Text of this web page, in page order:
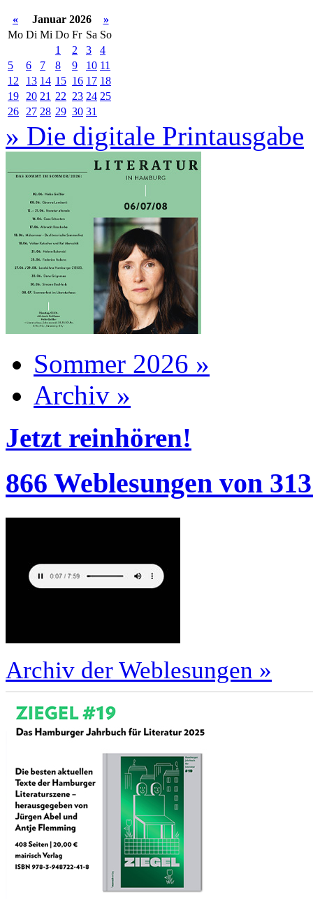
« Januar 2026
»
Mo Di Mi Do Fr Sa So
1
2 3
4
5
6 7 8 9 10 11
12
13 14 15 16 17 18
19
20 21 22 23 24 25
26
27 28 29 30 31
» Die digitale Printausgabe
Sommer 2026 »
Archiv »
Jetzt reinhören!
866 Weblesungen von
Archiv der Weblesungen »